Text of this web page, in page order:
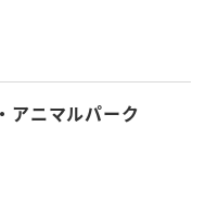
アニマルパーク